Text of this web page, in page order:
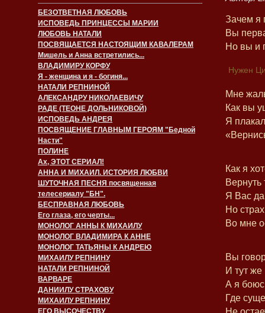
БЕЗОТВЕТНАЯ ЛЮБОВЬ
ИСПОВЕДЬ ПРИНЦЕССЫ МАРИИ
ЛЮБОВЬ НАТАЛИ
ПОСВЯЩАЕТСЯ НАСТОЯЩИМ КАВАЛЕРАМ
Мишель и Анна встретились...
ВЛАДИМИРУ КОРФУ
Я - женщина и я - богиня...
НАТАЛИ РЕПНИНОЙ
АЛЕКСАНДРУ НИКОЛАЕВИЧУ
РАДЕ (ТЕОНЕ ДОЛЬНИКОВОЙ)
ИСПОВЕДЬ АНДРЕЯ
ПОСВЯЩЕНИЕ ГЛАВНЫМ ГЕРОЯМ "Бедной
Насти"
ПОЛИНЕ
Ах, ЭТОТ СЕРИАЛ!
АННА И МИХАИЛ. ИСТОРИЯ ЛЮБВИ
ШУТОЧНАЯ ПЕСНЯ посвященная
телесериалу "БН".
БЕСПРАВНАЯ ЛЮБОВЬ
Его глаза, его черты...
МОНОЛОГ АННЫ К МИХАИЛУ
МОНОЛОГ ВЛАДИМИРА К АННЕ
МОНОЛОГ ТАТЬЯНЫ К АНДРЕЮ
МИХАИЛУ РЕПНИНУ
НАТАЛИ РЕПНИНОЙ
ВАРВАРЕ
ДАНИИЛУ СТРАХОВУ
МИХАИЛУ РЕПНИНУ
ЕГО ВЫСОЧЕСТВУ
Зачем я
Вы
Но вы и
Нужен
Мне
Как вы
Я
Как я
Вернуть
Я Вас
Но
Во мне
Вы
И тут же
А я
Где